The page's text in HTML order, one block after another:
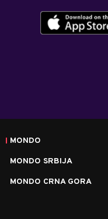
MONDO
MONDO SRBIJA
MONDO CRNA GORA